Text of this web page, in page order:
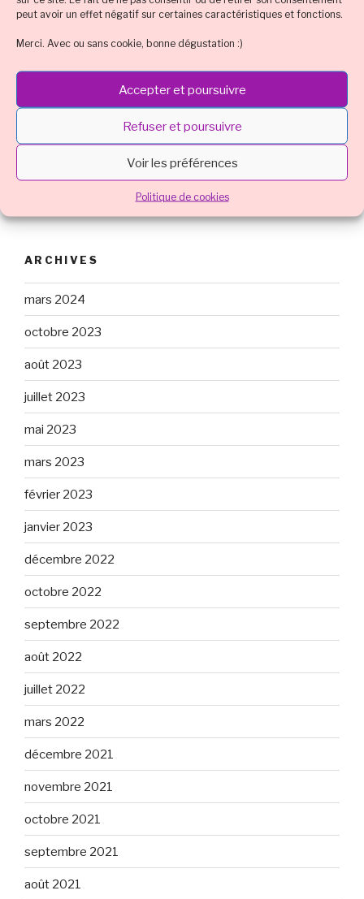
peut avoir un effet négatif sur certaines caractéristiques et fonctions.
Merci. Avec ou sans cookie, bonne dégustation :)
Accepter et poursuivre
Refuser et poursuivre
Voir les préférences
Politique de cookies
Orange Rhum ambré ou rhum brun Rhum blanc
Sirop de grenadine Sirop de menthe
Smoothie Sucre
Technique et tuto Tequila
Tradition : cocktail classique connu
Vodka, vodka noire, vodka rouge vodka noire
Whisky
ARCHIVES
mars 2024
octobre 2023
août 2023
juillet 2023
mai 2023
mars 2023
février 2023
janvier 2023
décembre 2022
octobre 2022
septembre 2022
août 2022
juillet 2022
mars 2022
décembre 2021
novembre 2021
octobre 2021
septembre 2021
août 2021